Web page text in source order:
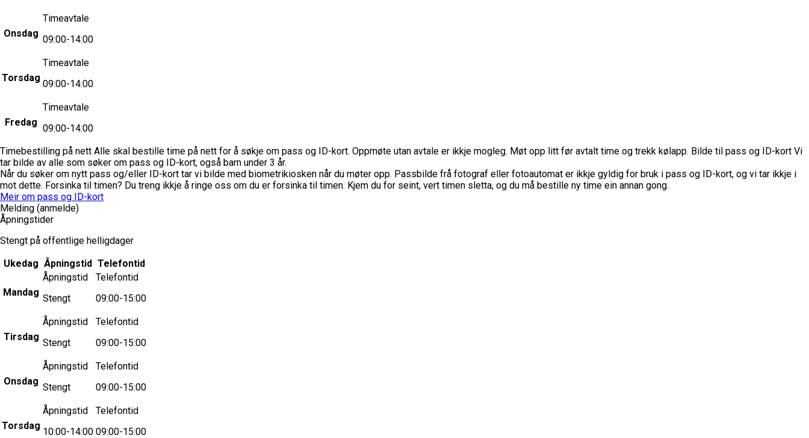
Onsdag
Timeavtale
09:00-14:00
Torsdag
Timeavtale
09:00-14:00
Fredag
Timeavtale
09:00-14:00
Timebestilling på nett Alle skal bestille time på nett for å søkje om pass og ID-kort. Oppmøte utan avtale er ikkje mogleg. Møt opp litt før avtalt time og trekk kølapp. Bilde til pass og ID-kort Vi
tar bilde av alle som søker om pass og ID-kort, også barn under 3 år.
Når du søker om nytt pass og/eller ID-kort tar vi bilde med biometrikiosken når du møter opp. Passbilde frå fotograf eller fotoautomat er ikkje gyldig for bruk i pass og ID-kort, og vi tar ikkje i
mot dette. Forsinka til timen? Du treng ikkje å ringe oss om du er forsinka til timen. Kjem du for seint, vert timen sletta, og du må bestille ny time ein annan gong.
Meir om pass og ID-kort
Melding (anmelde)
Åpningstider
Stengt på offentlige helligdager
Ukedag Åpningstid Telefontid
Mandag
Åpningstid
Stengt
Telefontid
09:00-15:00
Tirsdag
Åpningstid
Stengt
Telefontid
09:00-15:00
Onsdag
Åpningstid
Stengt
Telefontid
09:00-15:00
Torsdag
Åpningstid
10:00-14:00
Telefontid
09:00-15:00